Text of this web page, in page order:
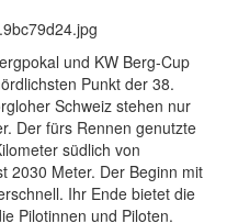
und KW Berg-Cup
Punkt der 38.
Schweiz stehen nur
Der fürs Rennen genutzte
südlich von
2030 Meter. Der Beginn mit
Ihr Ende bietet die
Pilotinnen und Piloten.